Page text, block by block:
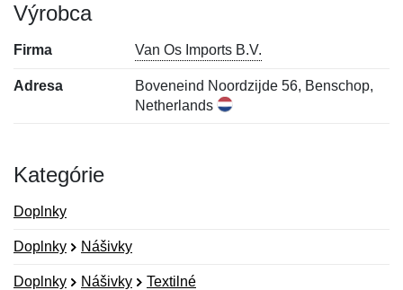
Výrobca
Firma Van Os Imports B.V.
Adresa
Boveneind Noordzijde 56, Benschop,
Netherlands
Kategórie
Doplnky
Doplnky Nášivky
Doplnky Nášivky Textilné